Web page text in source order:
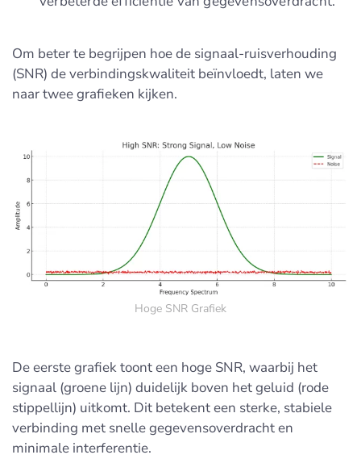
Om beter te begrijpen hoe de signaal-ruisverhouding
(SNR) de verbindingskwaliteit beïnvloedt, laten we
naar twee grafieken kijken.
Hoge SNR Grafiek
De eerste grafiek toont een hoge SNR, waarbij het
signaal (groene lijn) duidelijk boven het geluid (rode
stippellijn) uitkomt. Dit betekent een sterke, stabiele
verbinding met snelle gegevensoverdracht en
minimale interferentie.